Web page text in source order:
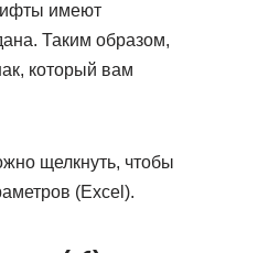
имеют
Таким образом,
который вам
щелкнуть, чтобы
(Excel).